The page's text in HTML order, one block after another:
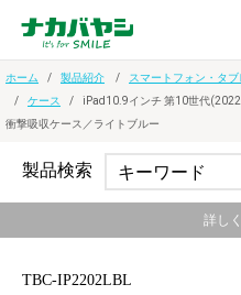
ホーム 製品紹介 スマートフォン・タ
ケース
iPad10.9インチ 第10世代
衝撃吸収ケース／ライトブルー
TBC-IP2202LBL
製品検索
詳し